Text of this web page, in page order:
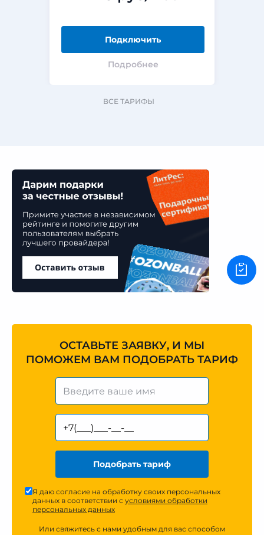
Подключить
Подробнее
ВСЕ ТАРИФЫ
ОСТАВЬТЕ ЗАЯВКУ, И МЫ
ПОМОЖЕМ ВАМ ПОДОБРАТЬ ТАРИФ
Подобрать тариф
Я даю согласие на обработку своих персональных
данных в соответствии с условиями обработки
персональных данных
Или свяжитесь с нами удобным для вас способом